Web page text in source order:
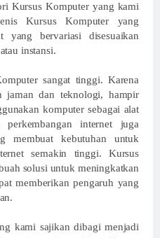
Kursus Komputer yang kami
Kursus Komputer yang
bervariasi disesuaikan
instansi.
sangat tinggi. Karena
jaman dan teknologi, hampir
komputer sebagai alat
internet juga
membuat kebutuhan untuk
semakin tinggi. Kursus
solusi untuk meningkatkan
memberikan pengaruh yang
kami sajikan dibagi menjadi